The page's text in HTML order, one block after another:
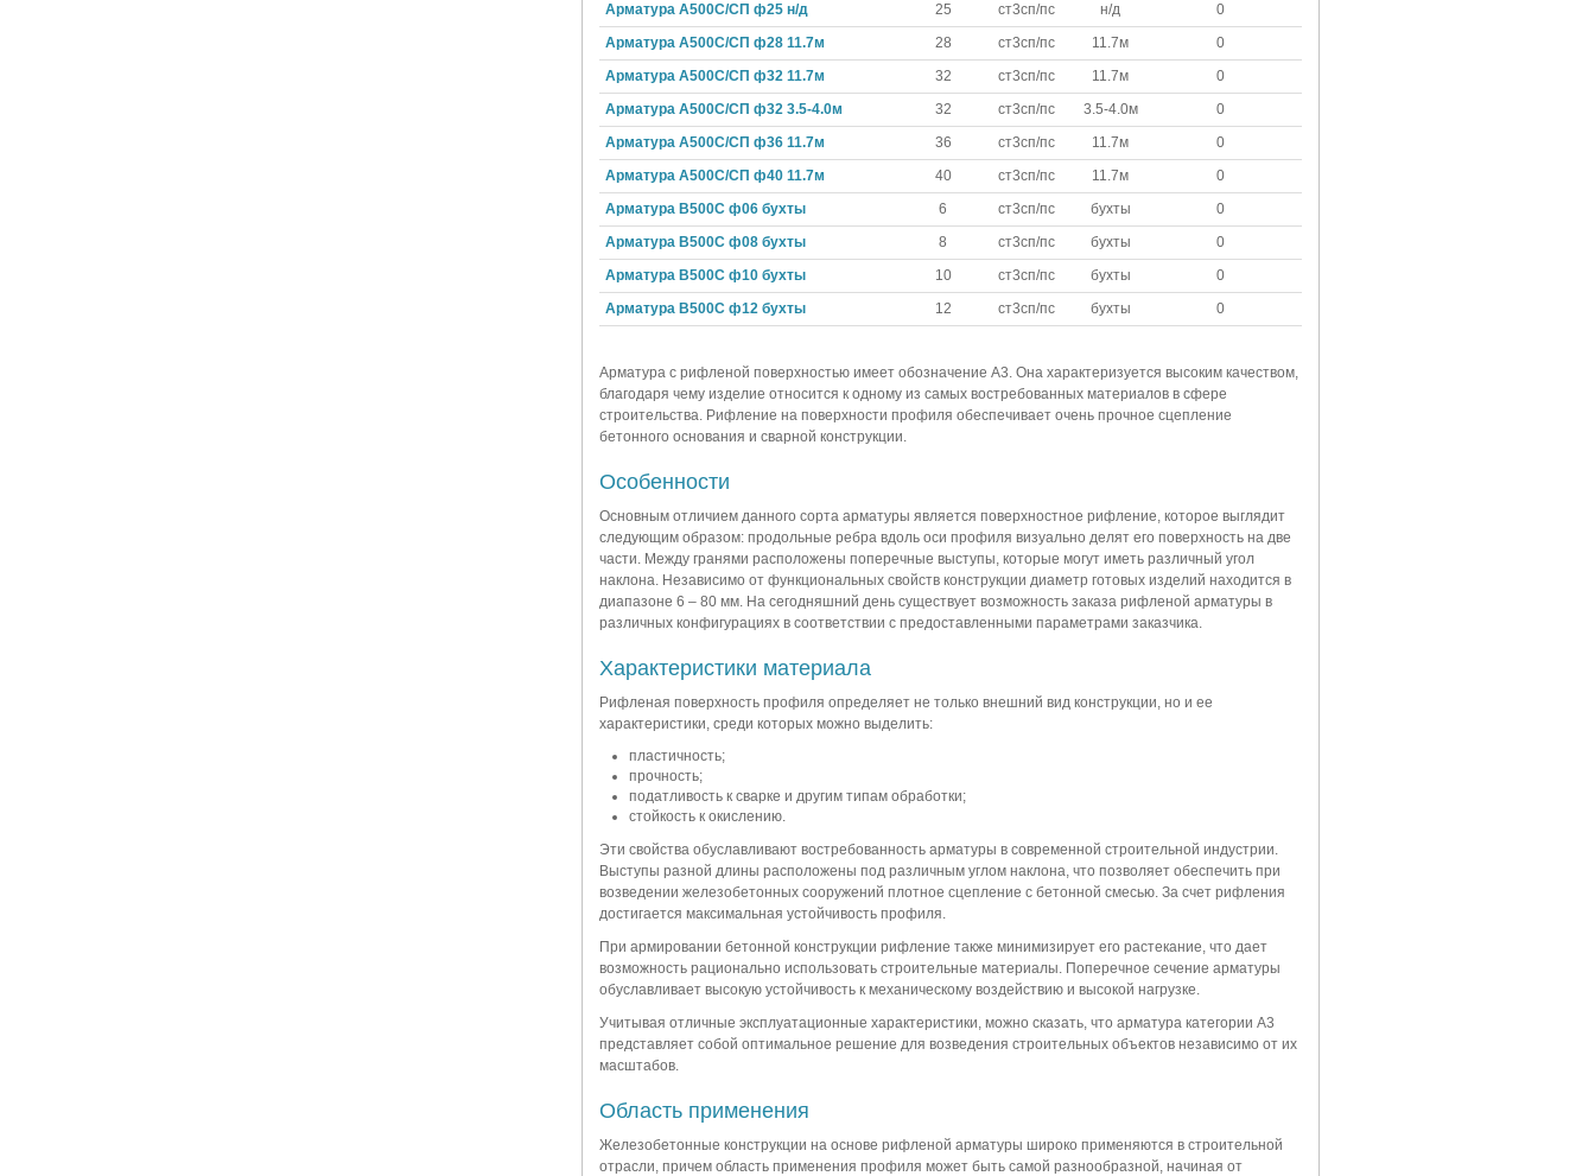
Арматура А500С/СП ф25 н/д
25 ст3сп/пс н/д
0
Арматура А500С/СП ф28 11.7м
28 ст3сп/пс 11.7м
0
Арматура А500С/СП ф32 11.7м
32 ст3сп/пс 11.7м
0
Арматура А500С/СП ф32 3.5-4.0м
32 ст3сп/пс 3.5-4.0м
0
Арматура А500С/СП ф36 11.7м
36 ст3сп/пс 11.7м
0
Арматура А500С/СП ф40 11.7м
40 ст3сп/пс 11.7м
0
Арматура В500С ф06 бухты
6 ст3сп/пс бухты
0
Арматура В500С ф08 бухты
8 ст3сп/пс бухты
0
Арматура В500С ф10 бухты
10 ст3сп/пс бухты
0
Арматура В500С ф12 бухты
12 ст3сп/пс бухты 0
Арматура с рифленой поверхностью имеет обозначение А3. Она характеризуется высоким качеством,
благодаря чему изделие относится к одному из самых востребованных материалов в сфере
строительства. Рифление на поверхности профиля обеспечивает очень прочное сцепление
бетонного основания и сварной конструкции.
Особенности
Основным отличием данного сорта арматуры является поверхностное рифление, которое выглядит
следующим образом: продольные ребра вдоль оси профиля визуально делят его поверхность на две
части. Между гранями расположены поперечные выступы, которые могут иметь различный угол
наклона. Независимо от функциональных свойств конструкции диаметр готовых изделий находится в
диапазоне 6 – 80 мм. На сегодняшний день существует возможность заказа рифленой арматуры в
различных конфигурациях в соответствии с предоставленными параметрами заказчика.
Характеристики материала
Рифленая поверхность профиля определяет не только внешний вид конструкции, но и ее
характеристики, среди которых можно выделить:
пластичность;
прочность;
податливость к сварке и другим типам обработки;
стойкость к окислению.
Эти свойства обуславливают востребованность арматуры в современной строительной индустрии.
Выступы разной длины расположены под различным углом наклона, что позволяет обеспечить при
возведении железобетонных сооружений плотное сцепление с бетонной смесью. За счет рифления
достигается максимальная устойчивость профиля.
При армировании бетонной конструкции рифление также минимизирует его растекание, что дает
возможность рационально использовать строительные материалы. Поперечное сечение арматуры
обуславливает высокую устойчивость к механическому воздействию и высокой нагрузке.
Учитывая отличные эксплуатационные характеристики, можно сказать, что арматура категории А3
представляет собой оптимальное решение для возведения строительных объектов независимо от их
масштабов.
Область применения
Железобетонные конструкции на основе рифленой арматуры широко применяются в строительной
отрасли, причем область применения профиля может быть самой разнообразной, начиная от